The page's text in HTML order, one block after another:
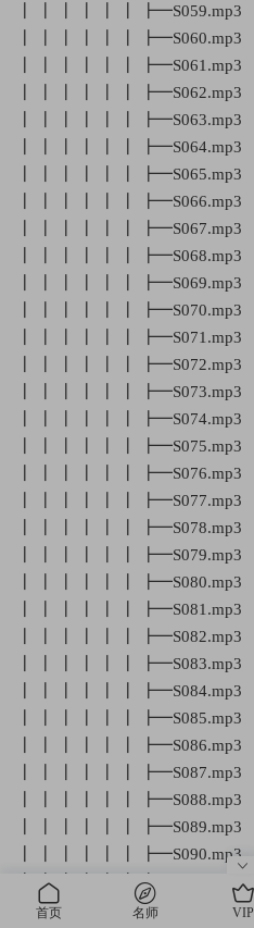
┃ ┃ ┃ ┃ ┃ ┃ ┣━S059.mp3
┃ ┃ ┃ ┃ ┃ ┃ ┣━S060.mp3
┃ ┃ ┃ ┃ ┃ ┃ ┣━S061.mp3
┃ ┃ ┃ ┃ ┃ ┃ ┣━S062.mp3
┃ ┃ ┃ ┃ ┃ ┃ ┣━S063.mp3
┃ ┃ ┃ ┃ ┃ ┃ ┣━S064.mp3
┃ ┃ ┃ ┃ ┃ ┃ ┣━S065.mp3
┃ ┃ ┃ ┃ ┃ ┃ ┣━S066.mp3
┃ ┃ ┃ ┃ ┃ ┃ ┣━S067.mp3
┃ ┃ ┃ ┃ ┃ ┃ ┣━S068.mp3
┃ ┃ ┃ ┃ ┃ ┃ ┣━S069.mp3
┃ ┃ ┃ ┃ ┃ ┃ ┣━S070.mp3
┃ ┃ ┃ ┃ ┃ ┃ ┣━S071.mp3
┃ ┃ ┃ ┃ ┃ ┃ ┣━S072.mp3
┃ ┃ ┃ ┃ ┃ ┃ ┣━S073.mp3
┃ ┃ ┃ ┃ ┃ ┃ ┣━S074.mp3
┃ ┃ ┃ ┃ ┃ ┃ ┣━S075.mp3
┃ ┃ ┃ ┃ ┃ ┃ ┣━S076.mp3
┃ ┃ ┃ ┃ ┃ ┃ ┣━S077.mp3
┃ ┃ ┃ ┃ ┃ ┃ ┣━S078.mp3
┃ ┃ ┃ ┃ ┃ ┃ ┣━S079.mp3
┃ ┃ ┃ ┃ ┃ ┃ ┣━S080.mp3
┃ ┃ ┃ ┃ ┃ ┃ ┣━S081.mp3
┃ ┃ ┃ ┃ ┃ ┃ ┣━S082.mp3
┃ ┃ ┃ ┃ ┃ ┃ ┣━S083.mp3
┃ ┃ ┃ ┃ ┃ ┃ ┣━S084.mp3
┃ ┃ ┃ ┃ ┃ ┃ ┣━S085.mp3
┃ ┃ ┃ ┃ ┃ ┃ ┣━S086.mp3
┃ ┃ ┃ ┃ ┃ ┃ ┣━S087.mp3
┃ ┃ ┃ ┃ ┃ ┃ ┣━S088.mp3
┃ ┃ ┃ ┃ ┃ ┃ ┣━S089.mp3
┃ ┃ ┃ ┃ ┃ ┃ ┣━S090.mp3
┃ ┃ ┃ ┃ ┃ ┃ ┣━S091.mp3
┃ ┃ ┃ ┃ ┃ ┃ ┣━S092.mp3
首页 名师 VIP